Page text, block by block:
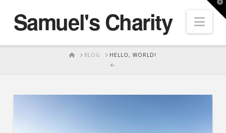
Samuel's Charity
HOMEBLOG HELLO, WORLD!